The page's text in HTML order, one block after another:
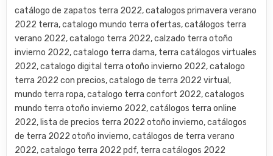
catálogo de zapatos terra 2022, catalogos primavera verano
2022 terra, catalogo mundo terra ofertas, catálogos terra
verano 2022, catalogo terra 2022, calzado terra otoño
invierno 2022, catalogo terra dama, terra catálogos virtuales
2022, catalogo digital terra otoño invierno 2022, catalogo
terra 2022 con precios, catalogo de terra 2022 virtual,
mundo terra ropa, catalogo terra confort 2022, catalogos
mundo terra otoño invierno 2022, catálogos terra online
2022, lista de precios terra 2022 otoño invierno, catálogos
de terra 2022 otoño invierno, catálogos de terra verano
2022, catalogo terra 2022 pdf, terra catálogos 2022